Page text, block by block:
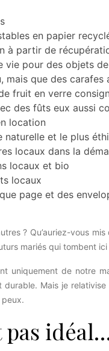
en papier
à partir de
vie pour des objets
mais que des carafes
fruit en verre
des fûts eux aussi
location
naturelle et le plus
locaux dans la
locaux et bio
locaux
page et des
? Qu’auriez-vous
mariés qui tombent
uniquement de notre
durable. Mais je
pas